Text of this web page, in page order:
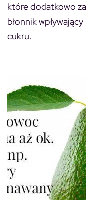
które dodatkowo
błonnik
cukru.